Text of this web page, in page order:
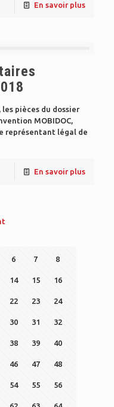
En savoir plus
pièces du dossier
MOBIDOC,
représentant légal de
En savoir plus
6 7 8
14 15 16
22 23 24
30 31 32
38 39 40
46 47 48
54 55 56